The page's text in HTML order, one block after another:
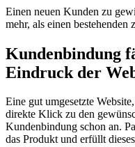
Einen neuen Kunden zu
mehr, als einen bestehenden
Kundenbindung
Eindruck der
Eine gut umgesetzte
direkte Klick zu den
Kundenbindung schon an.
das Produkt und erfüllt